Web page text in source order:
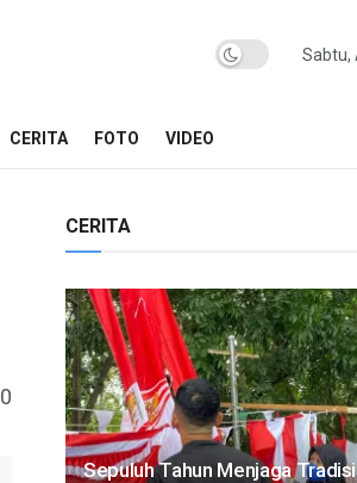
Sabtu,
CERITA FOTO VIDEO
0
CERITA
Sepuluh Tahun Menjaga